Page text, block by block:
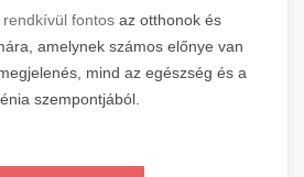
fontosaz otthonok és
amelynek számos előnye van
mind az egészség és a
szempontjából.